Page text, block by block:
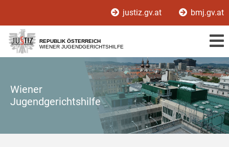
[1]
[2]
[3]
justiz.gv.at bmj.gv.at
REPUBLIK ÖSTERREICH
WIENER JUGENDGERICHTSHILFE
Wiener
Jugendgerichtshilfe